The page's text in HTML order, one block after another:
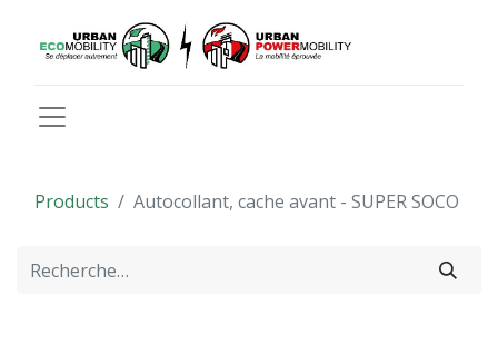
Products Autocollant, cache avant - SUPER SOCO